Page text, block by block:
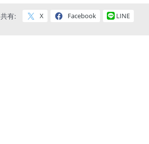
共有: X Facebook LINE